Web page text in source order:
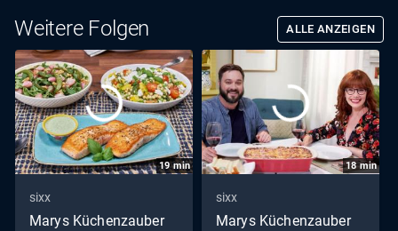
Weitere Folgen ALLE ANZEIGEN
19min
sixx
Marys Küchenzauber
18min
sixx
Marys Küchenzauber